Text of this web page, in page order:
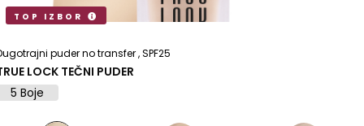
TOP IZBOR
puder no transfer , SPF25
LOCK TEČNI PUDER
5 Boje